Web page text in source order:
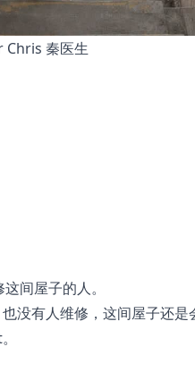
Chris 秦医生
间屋子的人。
有人维修，这间屋子还是